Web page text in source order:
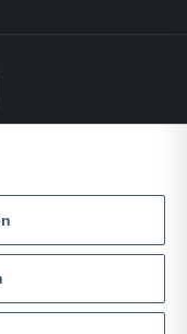
vorbehalten.